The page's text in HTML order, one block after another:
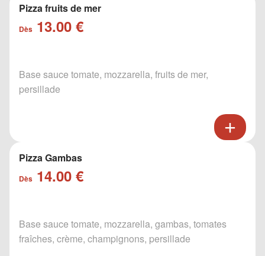
Pizza fruits de mer
Dès 13.00 €
Base sauce tomate, mozzarella, fruits de mer,
persillade
Pizza Gambas
Dès 14.00 €
Base sauce tomate, mozzarella, gambas, tomates
fraîches, crème, champignons, persillade